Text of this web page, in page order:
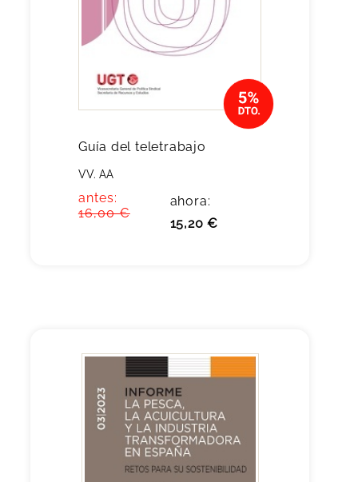
Guía del teletrabajo
VV. AA
antes:
16,00 €
ahora:
15,20 €